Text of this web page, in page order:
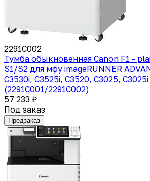
2291C002
Тумба обыкновенная Canon F1 -
S1/S2 для мфу imageRUNNER
C3530i, C3525i, C3520, C3025, C3025i
(2291C001/2291C002)
57 233 ₽
Под заказ
Предзаказ